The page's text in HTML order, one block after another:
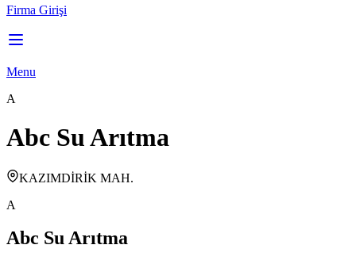
Firma Girişi
Menu
A
Abc Su Arıtma
KAZIMDİRİK MAH.
A
Abc Su Arıtma